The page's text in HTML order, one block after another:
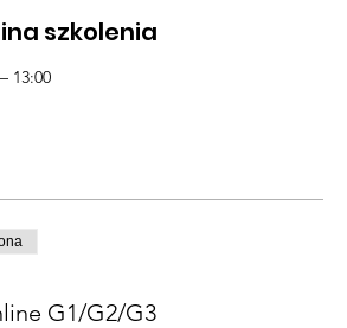
szkolenia
13:00
G1/G2/G3